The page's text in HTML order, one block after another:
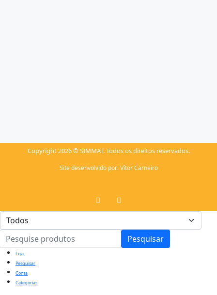
Copyright 2026 © SIMMAT. Todos os direitos reservados.
Site desenvolvido por: Vítor Carneiro
Pesquisar
Loja
Pesquisar
Conta
Categorias